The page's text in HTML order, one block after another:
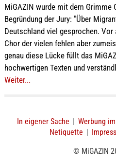
MiGAZIN wurde mit dem Grimme
Begründung der Jury: "Über
Deutschland viel gesprochen.
Chor der vielen fehlen aber
genau diese Lücke füllt das
hochwertigen Texten und
Weiter...
In eigener Sache Werbung
Netiquette
© MiGAZIN